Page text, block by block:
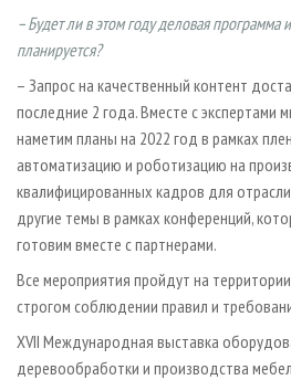
– Будет ли в этом году деловая программа
планируется?
– Запрос на качественный контент
последние 2 года. Вместе с экспертами
наметим планы на 2022 год в рамках
автоматизацию и роботизацию на
квалифицированных кадров для
другие темы в рамках конференций,
готовим вместе с партнерами.
Все мероприятия пройдут на
строгом соблюдении правил и
XVII Международная выставка
деревообработки и производства